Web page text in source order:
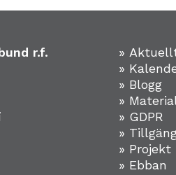
r.f.
»
»
» Blogg
»
» GDPR
»
» Projekt
» Ebban